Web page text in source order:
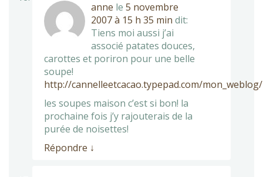
anne le 5 novembre
2007 à 15 h 35 min dit:
Tiens moi aussi j’ai
associé patates douces,
carottes et poriron pour une belle
soupe!
http://cannelleetcacao.typepad.com/
les soupes maison c’est si bon! la
prochaine fois j’y rajouterais de la
purée de noisettes!
Répondre ↓